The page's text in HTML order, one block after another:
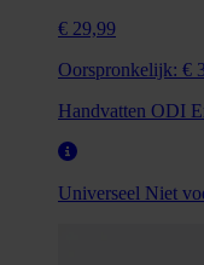
€ 29,99
Oorspronkelijk: €
Handvatten ODI
Universeel Niet